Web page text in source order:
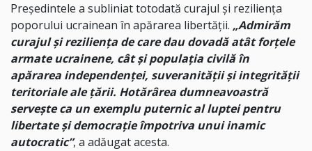
Președintele a subliniat totodată curajul și reziliența
poporului ucrainean în apărarea libertății. „Admirăm
curajul și reziliența de care dau dovadă atât forțele
armate ucrainene, cât și populația civilă în
apărarea independenței, suveranității și integrității
teritoriale ale țării. Hotărârea dumneavoastră
servește ca un exemplu puternic al luptei pentru
libertate și democrație împotriva unui inamic
autocratic”, a adăugat acesta.